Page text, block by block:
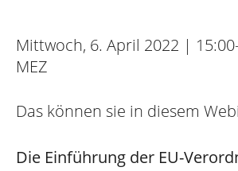
Mittwoch, 6. April 2022 |
MEZ
Das können sie in diesem
Die Einführung der EU-